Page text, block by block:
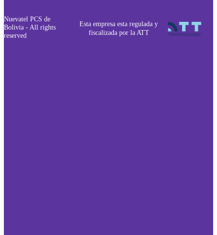
Esta empresa esta regulada y
fiscalizada por la ATT
Nuevatel PCS de
Bolivia - All rights
reserved